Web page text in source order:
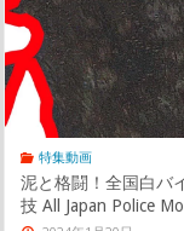
特集動画
泥と格闘！全国白バ
技 All Japan Police